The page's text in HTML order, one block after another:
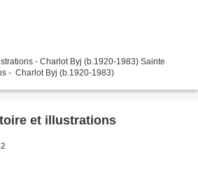
- Charlot Byj (b.1920-1983) Sainte
Lucie - histoire et illustrations - Charlot Byj (b.1920-1983)
et illustrations